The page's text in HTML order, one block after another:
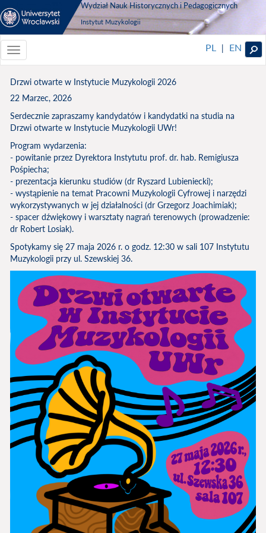
Wydział Nauk Historycznych i Pedagogicznych
Instytut Muzykologii
Toggle
navigationToggle
PL | EN
Drzwi otwarte w Instytucie Muzykologii 2026
22 Marzec, 2026
Serdecznie zapraszamy kandydatów i kandydatki na studia na
Drzwi otwarte w Instytucie Muzykologii UWr!
Program wydarzenia:
- powitanie przez Dyrektora Instytutu prof. dr. hab. Remigiusza
Pośpiecha;
- prezentacja kierunku studiów (dr Ryszard Lubieniecki);
- wystąpienie na temat Pracowni Muzykologii Cyfrowej i narzędzi
wykorzystywanych w jej działalności (dr Grzegorz Joachimiak);
- spacer dźwiękowy i warsztaty nagrań terenowych (prowadzenie:
dr Robert Losiak).
Spotykamy się 27 maja 2026 r. o godz. 12:30 w sali 107 Instytutu
Muzykologii przy ul. Szewskiej 36.